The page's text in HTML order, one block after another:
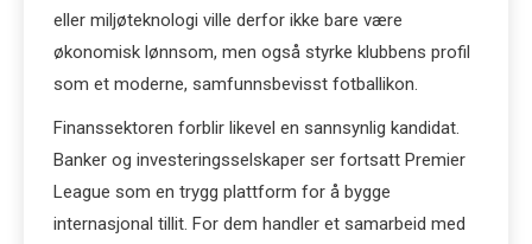
eller miljøteknologi ville derfor ikke bare være
økonomisk lønnsom, men også styrke klubbens profil
som et moderne, samfunnsbevisst fotballikon.
Finanssektoren forblir likevel en sannsynlig kandidat.
Banker og investeringsselskaper ser fortsatt Premier
League som en trygg plattform for å bygge
internasjonal tillit. For dem handler et samarbeid med